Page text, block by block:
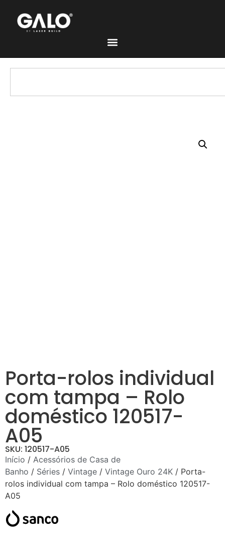
Porta-rolos individual
com tampa – Rolo
doméstico 120517-
A05
SKU: 120517-A05
Início / Acessórios de Casa de
Banho / Séries / Vintage / Vintage Ouro 24K / Porta-
rolos individual com tampa – Rolo doméstico 120517-
A05